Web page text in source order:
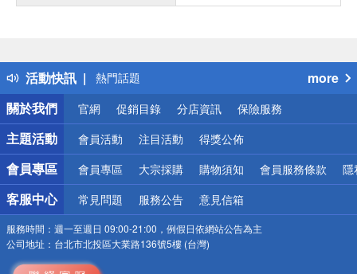
活動快訊
得獎公告
熱門話題
銀行優惠
偏遠地區配送
詐騙網頁！請小心！
more
關於我們
官網 促銷目錄 分店資訊 保險服務
主題活動 會員活動 注目活動 得獎公佈
會員專區 會員專區 大宗採購 購物須知 會員服務條款 隱
客服中心 常見問題 服務公告 意見信箱
服務時間： 週一至週日 09:00-21:00，例假日依網站公告為主
公司地址： 台北市北投區大業路136號5樓 (台灣)